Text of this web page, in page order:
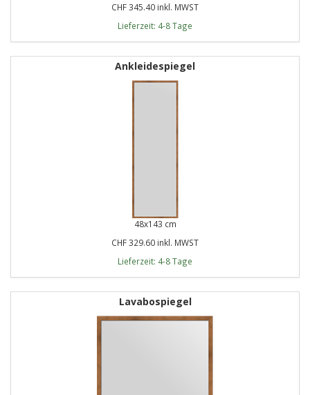
CHF 345.40 inkl. MWST
Lieferzeit: 4-8 Tage
Ankleidespiegel
48x143 cm
CHF 329.60 inkl. MWST
Lieferzeit: 4-8 Tage
Lavabospiegel